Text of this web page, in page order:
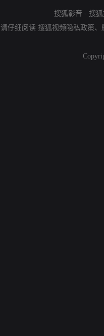
搜狐影音 - 搜
请仔细阅读 搜狐视频隐私政策、